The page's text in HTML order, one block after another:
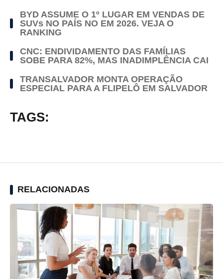
BYD ASSUME O 1º LUGAR EM VENDAS DE
SUVs NO PAÍS NO EM 2026. VEJA O
RANKING
CNC: ENDIVIDAMENTO DAS FAMÍLIAS
SOBE PARA 82%, MAS INADIMPLÊNCIA CAI
TRANSALVADOR MONTA OPERAÇÃO
ESPECIAL PARA A FLIPELÔ EM SALVADOR
TAGS:
RELACIONADAS